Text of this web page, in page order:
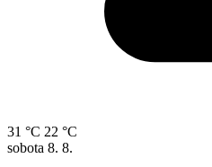
31 °C 22 °C
sobota 8. 8.